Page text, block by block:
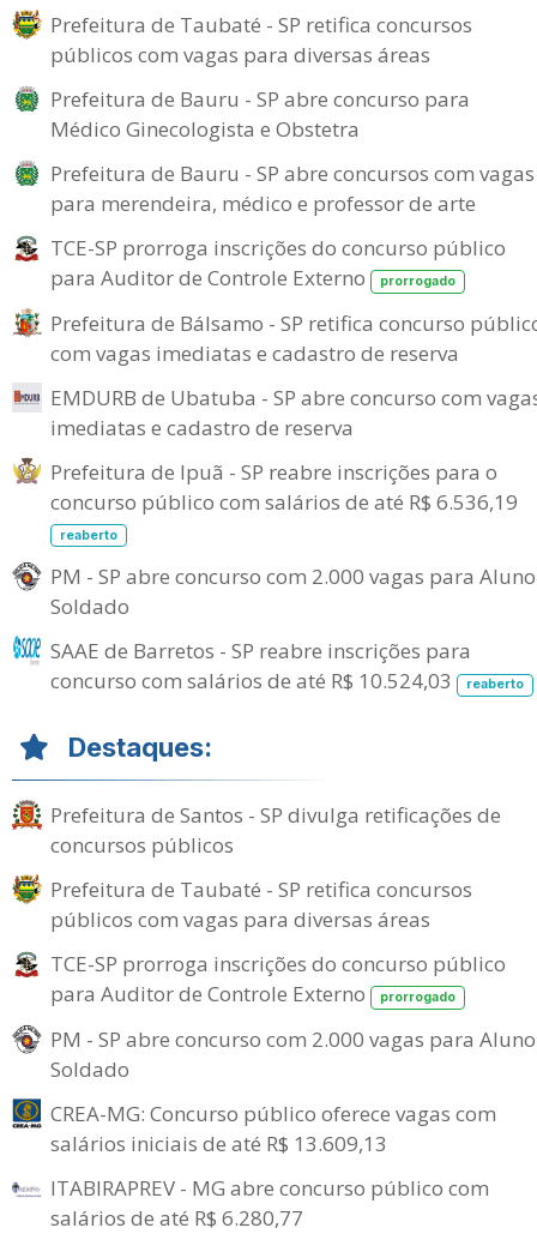
Prefeitura de Taubaté - SP retifica concursos
públicos com vagas para diversas áreas
Prefeitura de Bauru - SP abre concurso para
Médico Ginecologista e Obstetra
Prefeitura de Bauru - SP abre concursos com vagas
para merendeira, médico e professor de arte
TCE-SP prorroga inscrições do concurso público
para Auditor de Controle Externo
prorrogado
Prefeitura de Bálsamo - SP retifica concurso
com vagas imediatas e cadastro de reserva
EMDURB de Ubatuba - SP abre concurso com
imediatas e cadastro de reserva
Prefeitura de Ipuã - SP reabre inscrições para o
concurso público com salários de até R$ 6.536,19
reaberto
PM - SP abre concurso com 2.000 vagas para
Soldado
SAAE de Barretos - SP reabre inscrições para
concurso com salários de até R$ 10.524,03
reaberto
Destaques:
Prefeitura de Santos - SP divulga retificações de
concursos públicos
Prefeitura de Taubaté - SP retifica concursos
públicos com vagas para diversas áreas
TCE-SP prorroga inscrições do concurso público
para Auditor de Controle Externo
prorrogado
PM - SP abre concurso com 2.000 vagas para
Soldado
CREA-MG: Concurso público oferece vagas com
salários iniciais de até R$ 13.609,13
ITABIRAPREV - MG abre concurso público com
salários de até R$ 6.280,77